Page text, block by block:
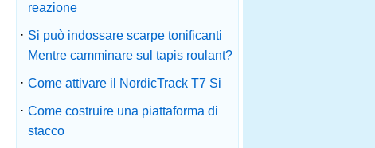
reazione
· Si può indossare scarpe tonificanti
Mentre camminare sul tapis roulant?
· Come attivare il NordicTrack T7 Si
· Come costruire una piattaforma di
stacco